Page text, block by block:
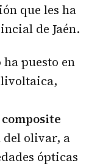
que les ha
de Jaén.
puesto en
del olivar, a
ópticas